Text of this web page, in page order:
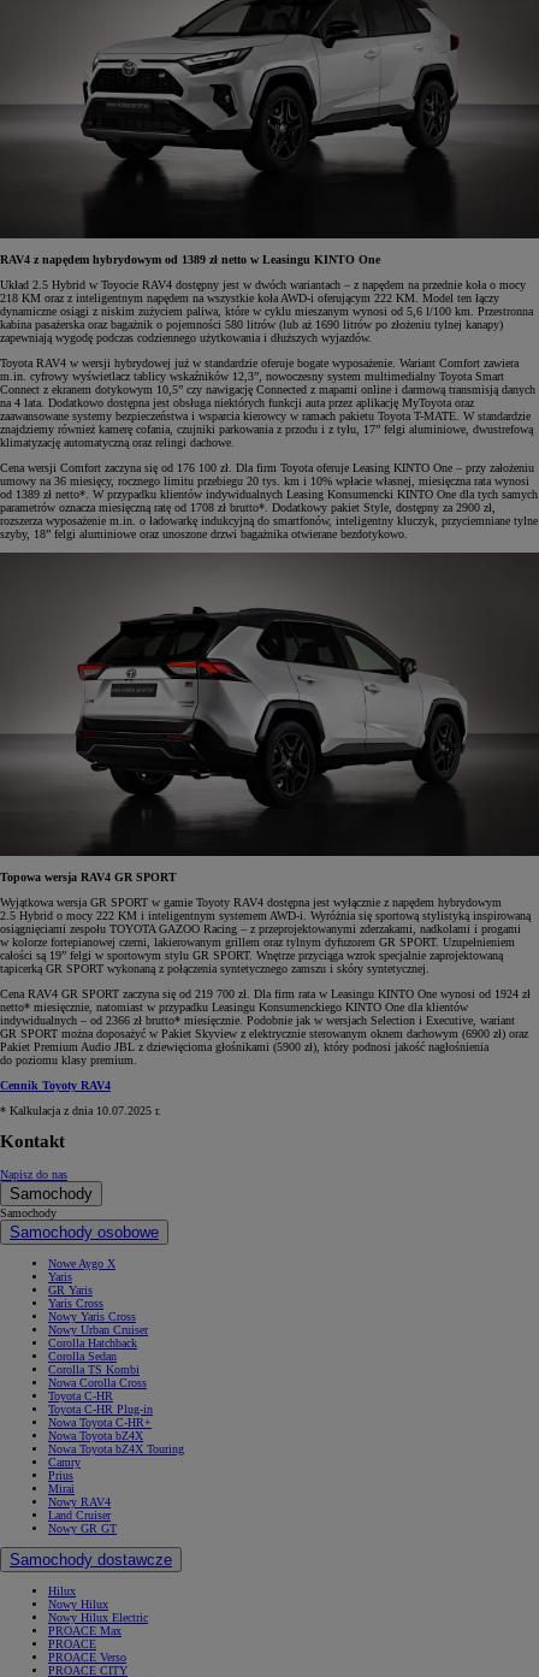
RAV4 z napędem hybrydowym od 1389 zł netto w Leasingu KINTO One
Układ 2.5 Hybrid w Toyocie RAV4 dostępny jest w dwóch wariantach – z napędem na przednie koła o mocy
218 KM oraz z inteligentnym napędem na wszystkie koła AWD-i oferującym 222 KM. Model ten łączy
dynamiczne osiągi z niskim zużyciem paliwa, które w cyklu mieszanym wynosi od 5,6 l/100 km. Przestronna
kabina pasażerska oraz bagażnik o pojemności 580 litrów (lub aż 1690 litrów po złożeniu tylnej kanapy)
zapewniają wygodę podczas codziennego użytkowania i dłuższych wyjazdów.
Toyota RAV4 w wersji hybrydowej już w standardzie oferuje bogate wyposażenie. Wariant Comfort zawiera
m.in. cyfrowy wyświetlacz tablicy wskaźników 12,3”, nowoczesny system multimedialny Toyota Smart
Connect z ekranem dotykowym 10,5” czy nawigację Connected z mapami online i darmową transmisją danych
na 4 lata. Dodatkowo dostępna jest obsługa niektórych funkcji auta przez aplikację MyToyota oraz
zaawansowane systemy bezpieczeństwa i wsparcia kierowcy w ramach pakietu Toyota T-MATE. W standardzie
znajdziemy również kamerę cofania, czujniki parkowania z przodu i z tyłu, 17” felgi aluminiowe, dwustrefową
klimatyzację automatyczną oraz relingi dachowe.
Cena wersji Comfort zaczyna się od 176 100 zł. Dla firm Toyota oferuje Leasing KINTO One – przy założeniu
umowy na 36 miesięcy, rocznego limitu przebiegu 20 tys. km i 10% wpłacie własnej, miesięczna rata wynosi
od 1389 zł netto*. W przypadku klientów indywidualnych Leasing Konsumencki KINTO One dla tych samych
parametrów oznacza miesięczną ratę od 1708 zł brutto*. Dodatkowy pakiet Style, dostępny za 2900 zł,
rozszerza wyposażenie m.in. o ładowarkę indukcyjną do smartfonów, inteligentny kluczyk, przyciemniane tylne
szyby, 18” felgi aluminiowe oraz unoszone drzwi bagażnika otwierane bezdotykowo.
Topowa wersja RAV4 GR SPORT
Wyjątkowa wersja GR SPORT w gamie Toyoty RAV4 dostępna jest wyłącznie z napędem hybrydowym
2.5 Hybrid o mocy 222 KM i inteligentnym systemem AWD-i. Wyróżnia się sportową stylistyką inspirowaną
osiągnięciami zespołu TOYOTA GAZOO Racing – z przeprojektowanymi zderzakami, nadkolami i progami
w kolorze fortepianowej czerni, lakierowanym grillem oraz tylnym dyfuzorem GR SPORT. Uzupełnieniem
całości są 19” felgi w sportowym stylu GR SPORT. Wnętrze przyciąga wzrok specjalnie zaprojektowaną
tapicerką GR SPORT wykonaną z połączenia syntetycznego zamszu i skóry syntetycznej.
Cena RAV4 GR SPORT zaczyna się od 219 700 zł. Dla firm rata w Leasingu KINTO One wynosi od 1924 zł
netto* miesięcznie, natomiast w przypadku Leasingu Konsumenckiego KINTO One dla klientów
indywidualnych – od 2366 zł brutto* miesięcznie. Podobnie jak w wersjach Selection i Executive, wariant
GR SPORT można doposażyć w Pakiet Skyview z elektrycznie sterowanym oknem dachowym (6900 zł) oraz
Pakiet Premium Audio JBL z dziewięcioma głośnikami (5900 zł), który podnosi jakość nagłośnienia
do poziomu klasy premium.
Cennik Toyoty RAV4
* Kalkulacja z dnia 10.07.2025 r.
Kontakt
Napisz do nas
Samochody
Samochody
Samochody osobowe
Nowe Aygo X
Yaris
GR Yaris
Yaris Cross
Nowy Yaris Cross
Nowy Urban Cruiser
Corolla Hatchback
Corolla Sedan
Corolla TS Kombi
Nowa Corolla Cross
Toyota C-HR
Toyota C-HR Plug-in
Nowa Toyota C-HR+
Nowa Toyota bZ4X
Nowa Toyota bZ4X Touring
Camry
Prius
Mirai
Nowy RAV4
Land Cruiser
Nowy GR GT
Samochody dostawcze
Hilux
Nowy Hilux
Nowy Hilux Electric
PROACE Max
PROACE
PROACE Verso
PROACE CITY